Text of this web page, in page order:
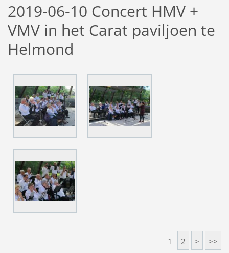
2019-06-10 Concert HMV +
VMV in het Carat paviljoen te
Helmond
1 2 > >>